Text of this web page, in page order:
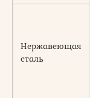
Нержавеющая
сталь